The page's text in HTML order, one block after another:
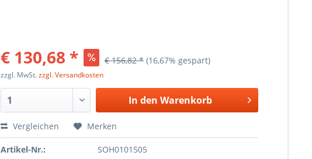
€ 130,68 * € 156,82 * (16,67% gespart)
zzgl. MwSt.zzgl. Versandkosten
In den Warenkorb
Vergleichen Merken
Artikel-Nr.: SOH0101505